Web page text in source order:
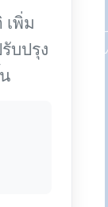
พิ่ม
บปรุง